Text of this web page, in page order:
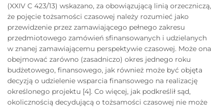
(XXIV C 423/13) wskazano, za obowiązującą linią orzeczniczą,
że pojęcie tożsamości czasowej należy rozumieć jako
przewidzenie przez zamawiającego pełnego zakresu
przedmiotowego zamówień sfinansowanych i udzielanych
w znanej zamawiającemu perspektywie czasowej. Może ona
obejmować zarówno (zasadniczo) okres jednego roku
budżetowego, finansowego, jak również może być objęta
decyzją o udzielenie wsparcia finansowego na realizację
określonego projektu [4]. Co więcej, jak podkreślił sąd,
okolicznością decydującą o tożsamości czasowej nie może